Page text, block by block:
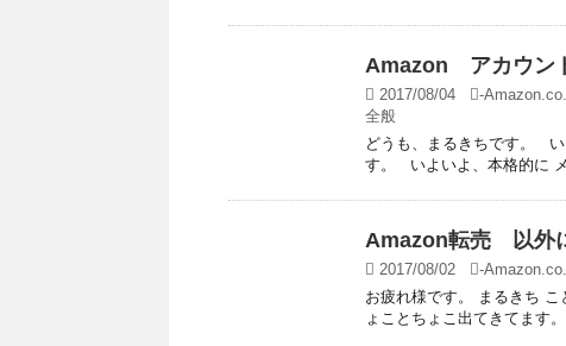
Amazon アカウン
2017/08/04 -
全般
どうも、まるきちです。 い
す。 いよいよ、本格的に
Amazon転売 以外
2017/08/02 -
お疲れ様です。 まるきち
ょことちょこ出てきてます